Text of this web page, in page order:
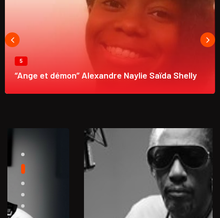
5
“Ange et démon” Alexandre Naylie Saïda Shelly